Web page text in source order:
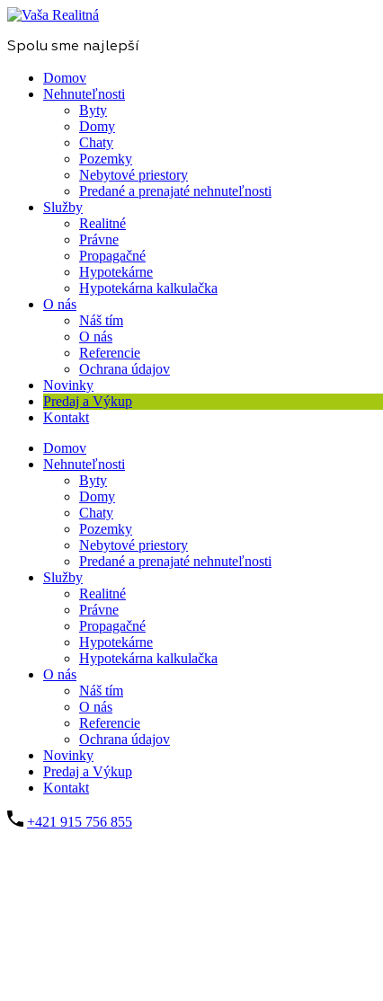
Spolu sme najlepší
Domov
Nehnuteľnosti
Byty
Domy
Chaty
Pozemky
Nebytové priestory
Predané a prenajaté nehnuteľnosti
Služby
Realitné
Právne
Propagačné
Hypotekárne
Hypotekárna kalkulačka
O nás
Náš tím
O nás
Referencie
Ochrana údajov
Novinky
Predaj a Výkup
Kontakt
Domov
Nehnuteľnosti
Byty
Domy
Chaty
Pozemky
Nebytové priestory
Predané a prenajaté nehnuteľnosti
Služby
Realitné
Právne
Propagačné
Hypotekárne
Hypotekárna kalkulačka
O nás
Náš tím
O nás
Referencie
Ochrana údajov
Novinky
Predaj a Výkup
Kontakt
+421 915 756 855